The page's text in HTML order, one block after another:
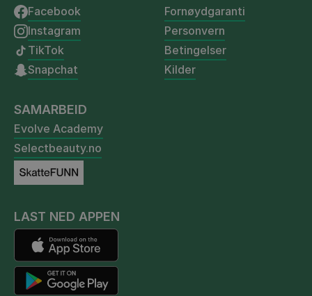
Facebook
Instagram
TikTok
Snapchat
Fornøydgaranti
Personvern
Betingelser
Kilder
SAMARBEID
Evolve Academy
Selectbeauty.no
LAST NED APPEN